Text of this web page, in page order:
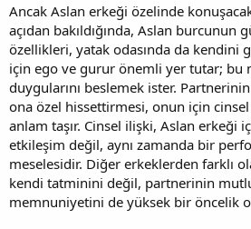
Ancak Aslan erkeği özelinde
açıdan bakıldığında, Aslan burcunun
özellikleri, yatak odasında da kendini
için ego ve gurur önemli yer tutar; bu
duygularını beslemek ister.
ona özel hissettirmesi, onun için
anlam taşır. Cinsel ilişki, Aslan erkeği
etkileşim değil, aynı zamanda bir
meselesidir. Diğer erkeklerden farklı
kendi tatminini değil, partnerinin
memnuniyetini de yüksek bir öncelik